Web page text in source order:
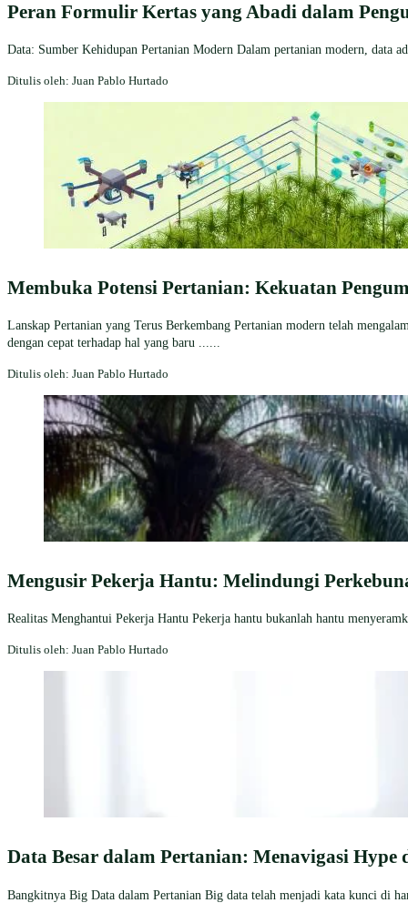
Peran Formulir Kertas yang Abadi dalam
Data: Sumber Kehidupan Pertanian Modern Dalam pertanian modern, data
Ditulis oleh: Juan Pablo Hurtado
Membuka Potensi Pertanian: Kekuatan
Lanskap Pertanian yang Terus Berkembang Pertanian modern telah
dengan cepat terhadap hal yang baru ......
Ditulis oleh: Juan Pablo Hurtado
Mengusir Pekerja Hantu: Melindungi
Realitas Menghantui Pekerja Hantu Pekerja hantu bukanlah hantu
Ditulis oleh: Juan Pablo Hurtado
Data Besar dalam Pertanian: Menavigasi Hype
Bangkitnya Big Data dalam Pertanian Big data telah menjadi kata kunci di